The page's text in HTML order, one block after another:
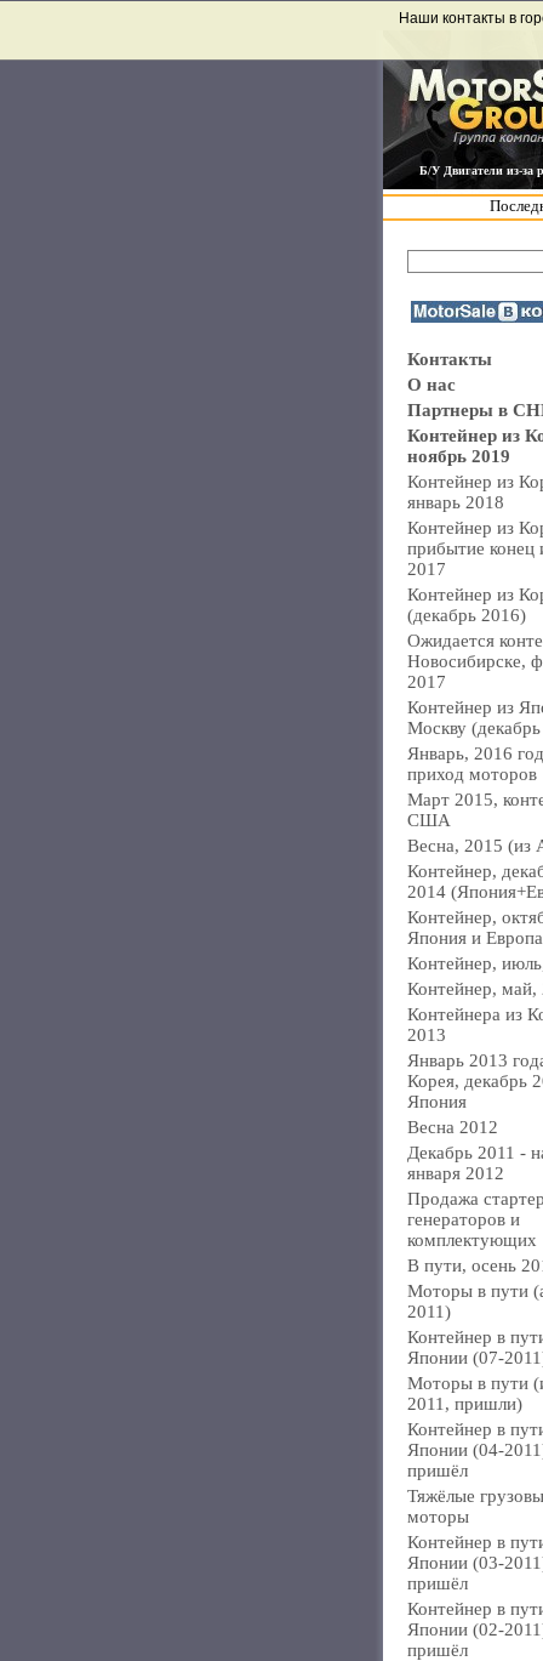
Б/У Двигатели из-за
Наши контакты в
Контакты
О нас
Партнеры в
Контейнер из
ноябрь 2019
Контейнер из
январь 2018
Контейнер из
прибытие конец
2017
Контейнер из
(декабрь 2016)
Ожидается
Новосибирске,
2017
Контейнер из
Москву
Январь, 2016
приход моторов
Март 2015,
США
Весна, 2015 (из
Контейнер,
2014
Контейнер,
Япония и
Контейнер,
Контейнер, май,
Контейнера из
2013
Январь 2013
Корея, декабрь
Япония
Весна 2012
Декабрь 2011 -
января 2012
Продажа
генераторов и
комплектующих
В пути, осень
Моторы в пути
2011)
Контейнер в
Японии (07-
Моторы в пути
2011, пришли)
Контейнер в
Японии (04-
пришёл
Тяжёлые
моторы
Контейнер в
Японии (03-
пришёл
Контейнер в
Японии (02-
пришёл